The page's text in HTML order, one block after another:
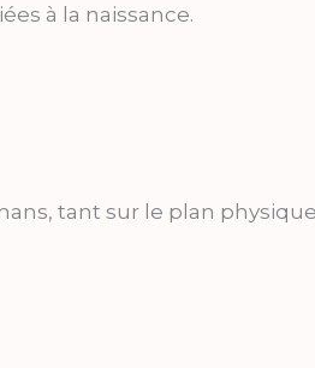
à la naissance.
tant sur le plan